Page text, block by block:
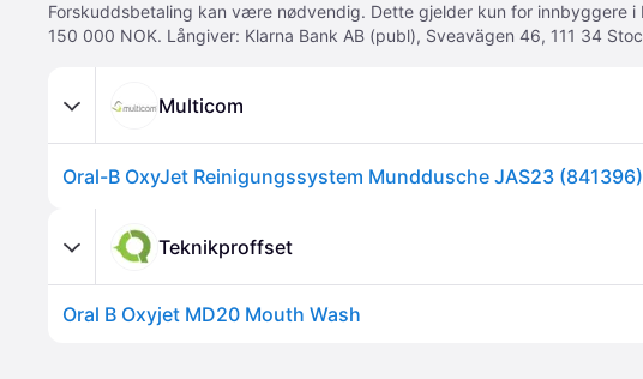
Forskuddsbetaling kan være nødvendig. Dette gjelder kun for innbyggere
150 000 NOK. Långiver: Klarna Bank AB (publ), Sveavägen 46, 111 34
Multicom
Oral-B OxyJet Reinigungssystem Munddusche JAS23 (841396)
Teknikproffset
Oral B Oxyjet MD20 Mouth Wash